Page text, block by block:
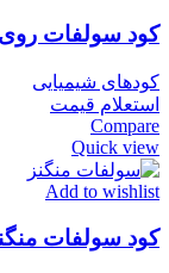
کود سولفات روی
کودهای شیمیایی
استعلام قیمت
Compare
Quick view
Add to wishlist
کود سولفات